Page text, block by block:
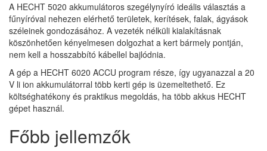
A HECHT 5020 akkumulátoros szegélynyíró ideális választás a
fűnyíróval nehezen elérhető területek, kerítések, falak, ágyások
széleinek gondozásához. A vezeték nélküli kialakításnak
köszönhetően kényelmesen dolgozhat a kert bármely pontján,
nem kell a hosszabbító kábellel bajlódnia.
A gép a HECHT 6020 ACCU program része, így ugyanazzal a 20
V li ion akkumulátorral több kerti gép is üzemeltethető. Ez
költséghatékony és praktikus megoldás, ha több akkus HECHT
gépet használ.
Főbb jellemzők